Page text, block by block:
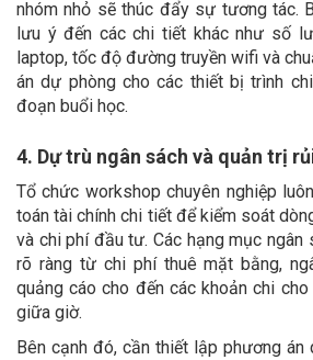
nhóm nhỏ sẽ thúc đẩy sự tương tác.
lưu ý đến các chi tiết khác như số
laptop, tốc độ đường truyền wifi và
án dự phòng cho các thiết bị trình
đoạn buổi học.
4. Dự trù ngân sách và quản trị
Tổ chức workshop chuyên nghiệp
toán tài chính chi tiết để kiểm soát
và chi phí đầu tư. Các hạng mục
rõ ràng từ chi phí thuê mặt bằng,
quảng cáo cho đến các khoản chi
giữa giờ.
Bên cạnh đó, cần thiết lập phương